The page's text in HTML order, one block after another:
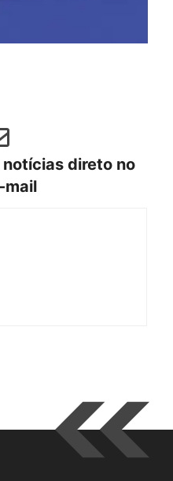
direto no
mail